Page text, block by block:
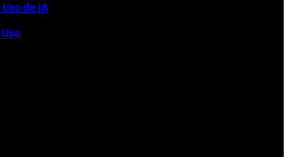
de IA